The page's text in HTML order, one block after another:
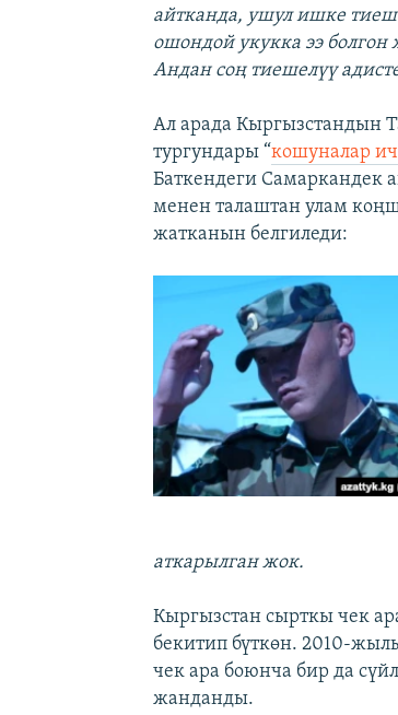
айтканда, ушул ишке
ошондой укукка ээ
Андан соң тиешелүү
Ал арада Кыргызстандын
тургундары “кошуналар
Баткендеги Самаркандек
менен талаштан улам
жатканын белгиледи:
аткарылган жок.
Кыргызстан сырткы чек
бекитип бүткөн. 2010-
чек ара боюнча бир да
жанданды.